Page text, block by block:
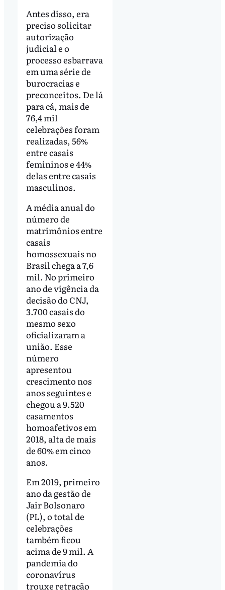
Antes disso, era
preciso solicitar
autorização
judicial e o
processo esbarrava
em uma série de
burocracias e
preconceitos. De lá
para cá, mais de
76,4 mil
celebrações foram
realizadas, 56%
entre casais
femininos e 44%
delas entre casais
masculinos.
A média anual do
número de
matrimônios entre
casais
homossexuais no
Brasil chega a 7,6
mil. No primeiro
ano de vigência da
decisão do CNJ,
3.700 casais do
mesmo sexo
oficializaram a
união. Esse
número
apresentou
crescimento nos
anos seguintes e
chegou a 9.520
casamentos
homoafetivos em
2018, alta de mais
de 60% em cinco
anos.
Em 2019, primeiro
ano da gestão de
Jair Bolsonaro
(PL), o total de
celebrações
também ficou
acima de 9 mil. A
pandemia do
coronavírus
trouxe retração